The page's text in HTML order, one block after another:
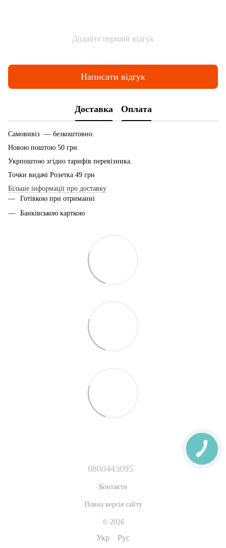
Додайте перший відгук
Написати відгук
Доставка Оплата
Самовивіз — безкоштовно.
Новою поштою 50 грн.
Укрпоштою згідно тарифів перевізника.
Точки видачі Розетка 49 грн
Більше інформації про доставку
Готівкою при отриманні
Банківською карткою
0800443095
Контакти
Повна версія сайту
© 2026
Укр Рус